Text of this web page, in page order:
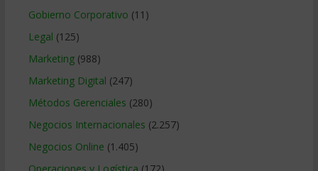
Gobierno Corporativo (11)
Legal (125)
Marketing(988)
Marketing Digital (247)
Métodos Gerenciales (280)
Negocios Internacionales (2.257)
Negocios Online (1.405)